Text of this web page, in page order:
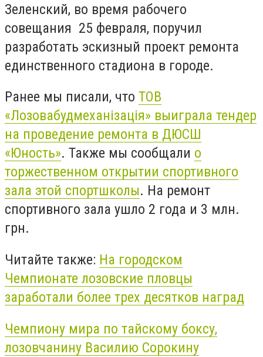
Зеленский, во время рабочего
совещания 25 февраля, поручил
разработать эскизный проект ремонта
единственного стадиона в городе.
Ранее мы писали, что ТОВ
«Лозовабудмеханізація» выиграла тендер
на проведение ремонта в ДЮСШ
«Юность». Также мы сообщали о
торжественном открытии спортивного
зала этой спортшколы. На ремонт
спортивного зала ушло 2 года и 3 млн.
грн.
Читайте также: На городском
Чемпионате лозовские пловцы
заработали более трех десятков наград
Чемпиону мира по тайскому боксу,
лозовчанину Василию Сорокину